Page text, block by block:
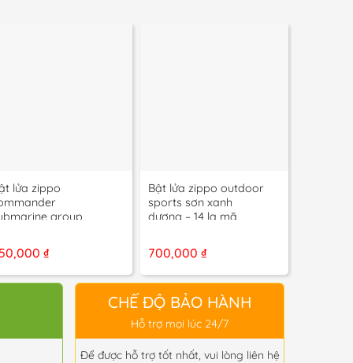
lửa zippo
group
₫
Bật lửa zippo outdoor
sports sơn xanh
dương – 14 la mã
700,000 ₫
CHẾ ĐỘ BẢO HÀNH
Hỗ trợ mọi lúc 24/7
Để được hỗ trợ tốt nhất, vui lòng liên hệ